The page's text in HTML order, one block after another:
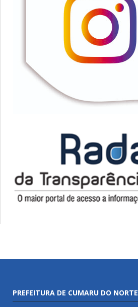
PREFEITURA DE CUMARU DO NORTE